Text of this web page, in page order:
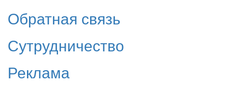
Обратная связь
Сутрудничество
Реклама